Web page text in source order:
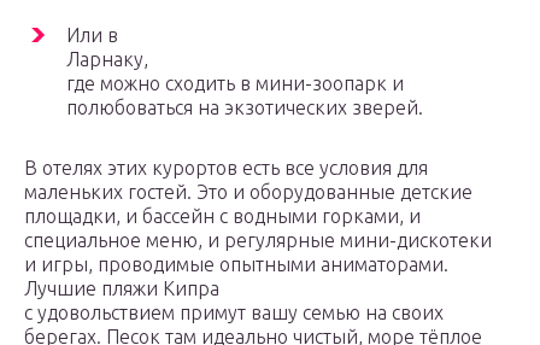
Или в
Ларнаку,
где можно сходить в мини-зоопарк и
полюбоваться на экзотических зверей.
В отелях этих курортов есть все условия для
маленьких гостей. Это и оборудованные детские
площадки, и бассейн с водными горками, и
специальное меню, и регулярные мини-дискотеки
и игры, проводимые опытными аниматорами.
Лучшие пляжи Кипра
с удовольствием примут вашу семью на своих
берегах. Песок там идеально чистый, море тёплое